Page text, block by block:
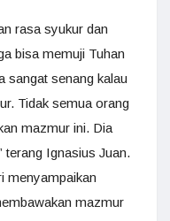
rasa syukur dan
bisa memuji Tuhan
sangat senang kalau
Tidak semua orang
mazmur ini. Dia
terang Ignasius Juan.
menyampaikan
mazmur